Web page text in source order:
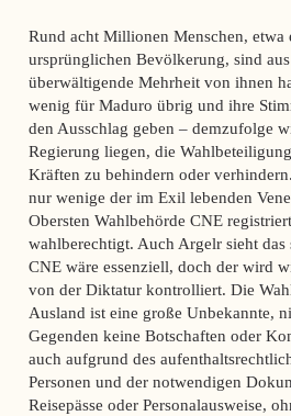
Rund acht Millionen Menschen, etwa
ursprünglichen Bevölkerung, sind
überwältigende Mehrheit von ihnen
wenig für Maduro übrig und ihre
den Ausschlag geben – demzufolge
Regierung liegen, die
Kräften zu behindern oder
nur wenige der im Exil lebenden
Obersten Wahlbehörde CNE
wahlberechtigt. Auch Argelr sieht das
CNE wäre essenziell, doch der wird
von der Diktatur kontrolliert. Die
Ausland ist eine große Unbekannte,
Gegenden keine Botschaften oder
auch aufgrund des
Personen und der notwendigen
Reisepässe oder Personalausweise,